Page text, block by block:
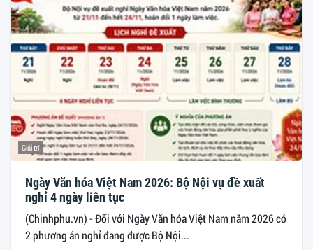
Giải trí
Ngày Văn hóa Việt Nam 2026: Bộ Nội vụ đề xuất
nghỉ 4 ngày liên tục
(Chinhphu.vn) - Đối với Ngày Văn hóa Việt Nam năm 2026 có
2 phương án nghỉ đang được Bộ Nội...